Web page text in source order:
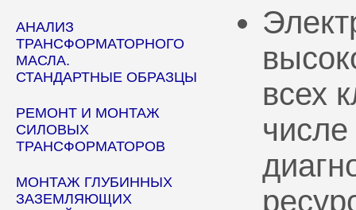
АНАЛИЗ
ТРАНСФОРМАТОРНОГО
МАСЛА.
СТАНДАРТНЫЕ ОБРАЗЦЫ
РЕМОНТ И МОНТАЖ
СИЛОВЫХ
ТРАНСФОРМАТОРОВ
МОНТАЖ ГЛУБИННЫХ
ЗАЗЕМЛЯЮЩИХ
всех